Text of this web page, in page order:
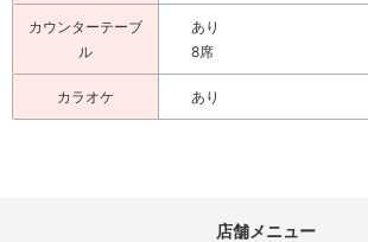
カウンターテーブ
ル
あり
8席
カラオケ あり
店舗メニュー